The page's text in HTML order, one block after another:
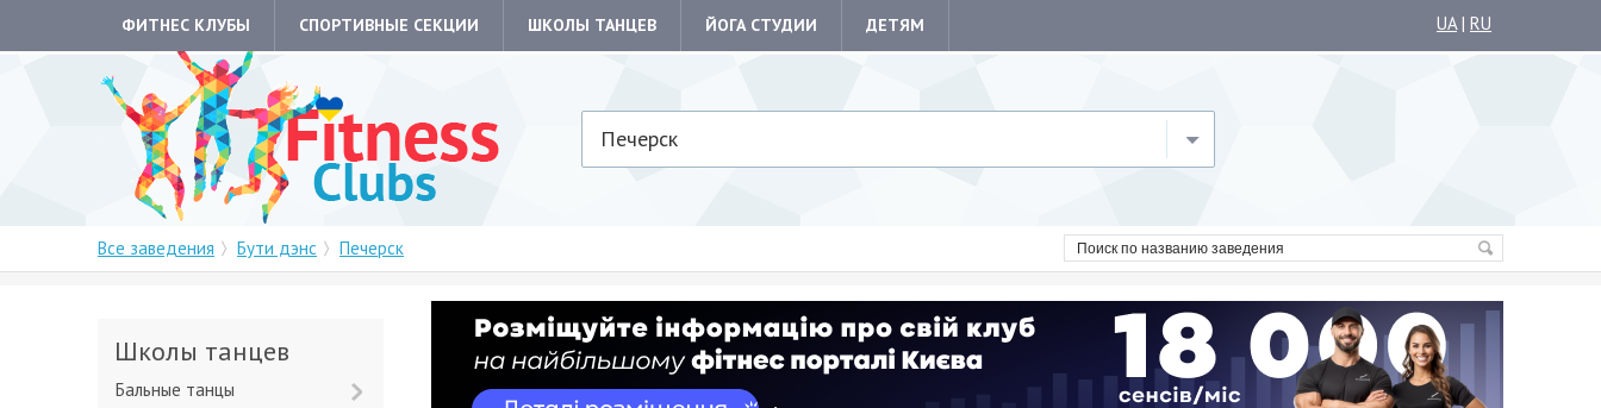
ФИТНЕС КЛУБЫ СПОРТИВНЫЕ СЕКЦИИ ШКОЛЫ ТАНЦЕВ ЙОГА СТУДИИ ДЕТЯМ UA| RU
Печерск
Все заведения Бути дэнс Печерск
Школы танцев
Бальные танцы